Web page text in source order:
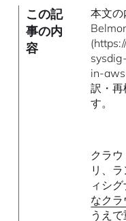
この記
事の内
容
本文
in-
訳・再
す。
クラ
リ、
ィシ
なク
うえ